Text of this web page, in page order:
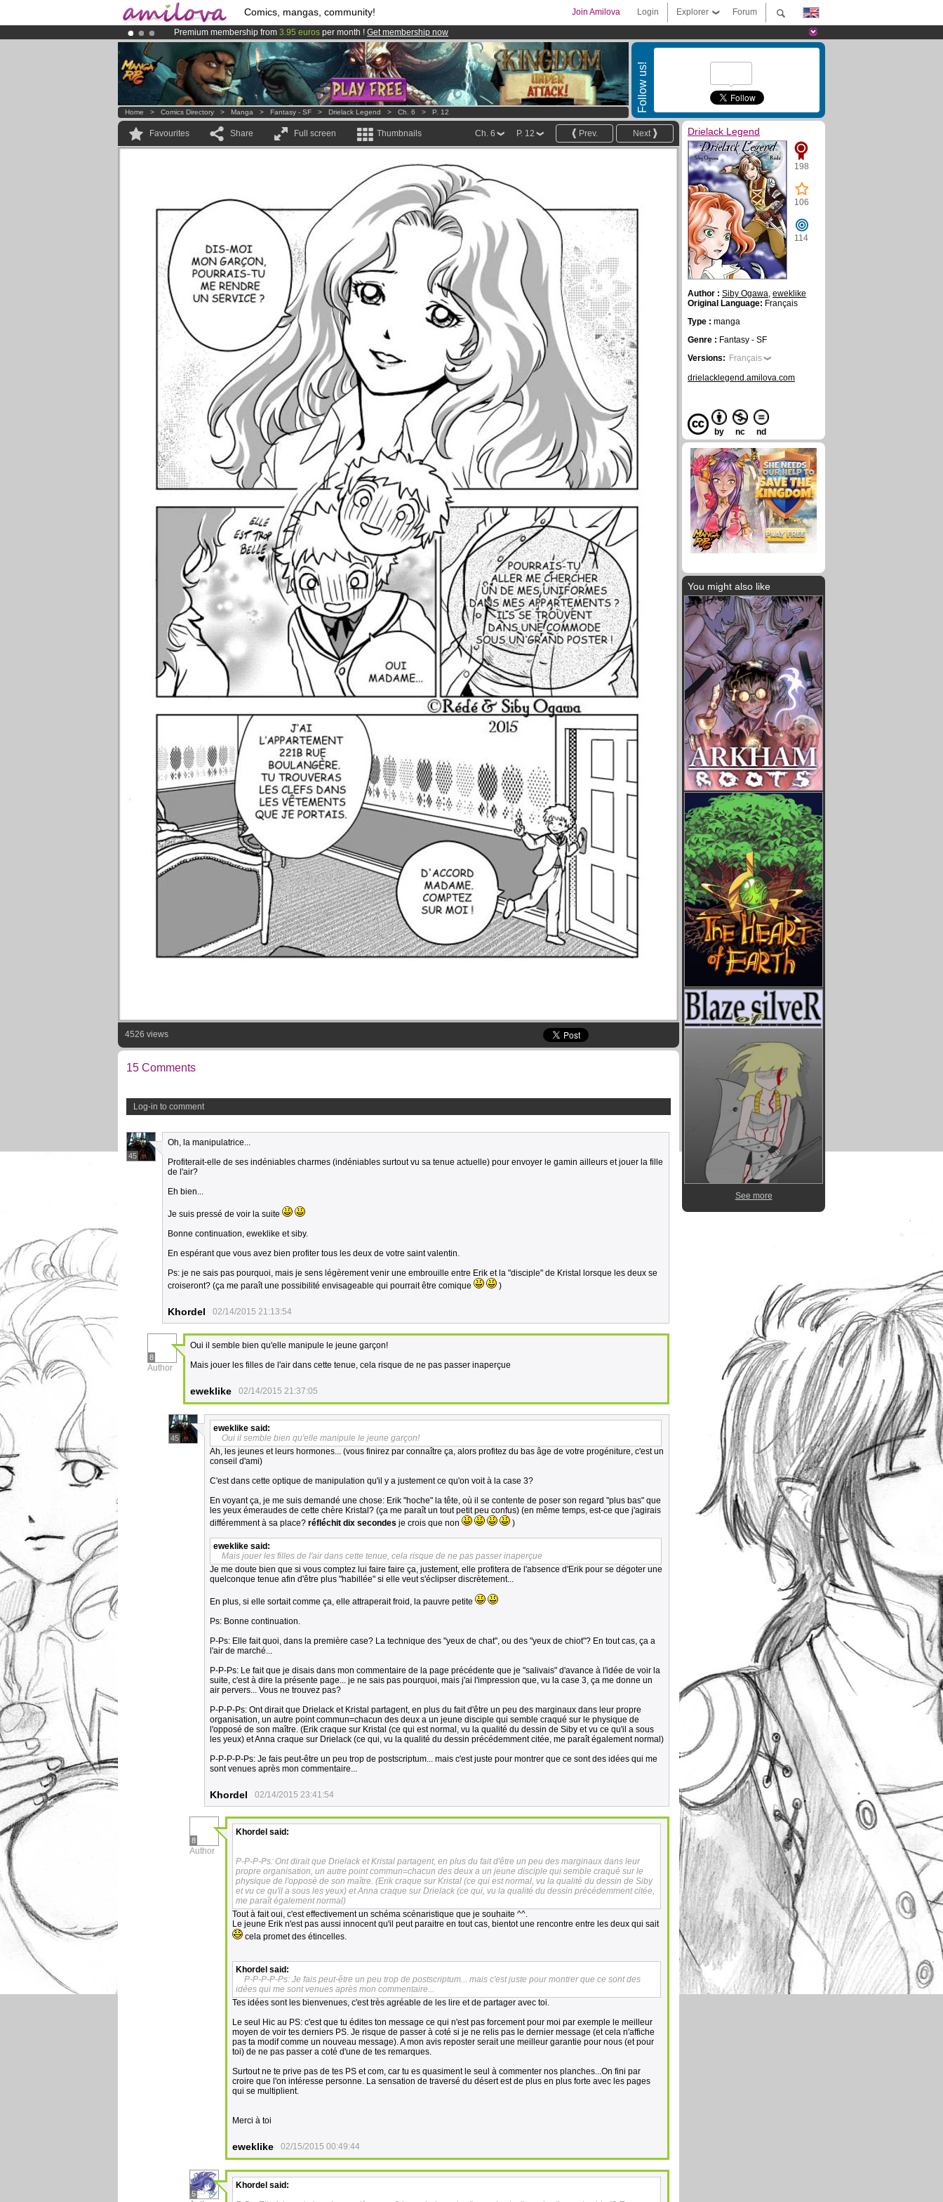
Comics, mangas, community! Forum
Explorer
Login
Join Amilova
Premium membership from 3.95 euros per month ! Get membership now
AmilovaKickstarter is now LIVE!.
Already 100000membersand 1000 comics & mangas!.
Follow us!
Home > Comics Directory > Manga > Fantasy - SF > Drielack Legend > Ch. 6 > P. 12
Favourites Share Full screen Thumbnails Next
Prev.
P. 12
Ch. 6
4526 views
15 Comments
Log-in to comment
45
Oh, la manipulatrice...
Profiterait-elle de ses indéniables charmes (indéniables surtout vu sa tenue actuelle) pour envoyer le gamin ailleurs et jouer la fille
de l'air?
Eh bien...
Je suis pressé de voir la suite
Bonne continuation, eweklike et siby.
En espérant que vous avez bien profiter tous les deux de votre saint valentin.
Ps: je ne sais pas pourquoi, mais je sens légèrement venir une embrouille entre Erik et la "disciple" de Kristal lorsque les deux se
croiseront? (ça me paraît une possibilité envisageable qui pourrait être comique
)
Khordel 02/14/2015 21:13:54
8
Author
Oui il semble bien qu'elle manipule le jeune garçon!
Mais jouer les filles de l'air dans cette tenue, cela risque de ne pas passer inaperçue
eweklike 02/14/2015 21:37:05
45
eweklike said:
Oui il semble bien qu'elle manipule le jeune garçon!
Ah, les jeunes et leurs hormones... (vous finirez par connaître ça, alors profitez du bas âge de votre progéniture, c'est un
conseil d'ami)
C'est dans cette optique de manipulation qu'il y a justement ce qu'on voit à la case 3?
En voyant ça, je me suis demandé une chose: Erik "hoche" la tête, où il se contente de poser son regard "plus bas" que
les yeux émeraudes de cette chère Kristal? (ça me paraît un tout petit peu confus) (en même temps, est-ce que j'agirais
différemment à sa place? réfléchit dix secondes je crois que non )
eweklike said:
Mais jouer les filles de l'air dans cette tenue, cela risque de ne pas passer inaperçue
Je me doute bien que si vous comptez lui faire faire ça, justement, elle profitera de l'absence d'Erik pour se dégoter une
quelconque tenue afin d'être plus "habillée" si elle veut s'éclipser discrètement...
En plus, si elle sortait comme ça, elle attraperait froid, la pauvre petite
Ps: Bonne continuation.
P-Ps: Elle fait quoi, dans la première case? La technique des "yeux de chat", ou des "yeux de chiot"? En tout cas, ça a
l'air de marché...
P-P-Ps: Le fait que je disais dans mon commentaire de la page précédente que je "salivais" d'avance à l'idée de voir la
suite, c'est à dire la présente page... je ne sais pas pourquoi, mais j'ai l'impression que, vu la case 3, ça me donne un
air pervers... Vous ne trouvez pas?
P-P-P-Ps: Ont dirait que Drielack et Kristal partagent, en plus du fait d'être un peu des marginaux dans leur propre
organisation, un autre point commun=chacun des deux a un jeune disciple qui semble craqué sur le physique de
l'opposé de son maître. (Erik craque sur Kristal (ce qui est normal, vu la qualité du dessin de Siby et vu ce qu'il a sous
les yeux) et Anna craque sur Drielack (ce qui, vu la qualité du dessin précédemment citée, me paraît également normal)
P-P-P-P-Ps: Je fais peut-être un peu trop de postscriptum... mais c'est juste pour montrer que ce sont des idées qui me
sont venues après mon commentaire...
Khordel 02/14/2015 23:41:54
8
Author
Khordel said:
P-P-P-Ps: Ont dirait que Drielack et Kristal partagent, en plus du fait d'être un peu des marginaux dans leur
propre organisation, un autre point commun=chacun des deux a un jeune disciple qui semble craqué sur le
physique de l'opposé de son maître. (Erik craque sur Kristal (ce qui est normal, vu la qualité du dessin de Siby
et vu ce qu'il a sous les yeux) et Anna craque sur Drielack (ce qui, vu la qualité du dessin précédemment citée,
me paraît également normal)
Tout à fait oui, c'est effectivement un schéma scénaristique que je souhaite ^^.
Le jeune Erik n'est pas aussi innocent qu'il peut paraitre en tout cas, bientot une rencontre entre les deux qui sait
cela promet des étincelles.
Khordel said:
P-P-P-P-Ps: Je fais peut-être un peu trop de postscriptum... mais c'est juste pour montrer que ce sont des
idées qui me sont venues après mon commentaire...
Tes idées sont les bienvenues, c'est très agréable de les lire et de partager avec toi.
Le seul Hic au PS: c'est que tu édites ton message ce qui n'est pas forcement pour moi par exemple le meilleur
moyen de voir tes derniers PS. Je risque de passer à coté si je ne relis pas le dernier message (et cela n'affiche
pas ta modif comme un nouveau message). A mon avis reposter serait une meilleur garantie pour nous (et pour
toi) de ne pas passer a coté d'une de tes remarques.
Surtout ne te prive pas de tes PS et com, car tu es quasiment le seul à commenter nos planches...On fini par
croire que l'on intéresse personne. La sensation de traversé du désert est de plus en plus forte avec les pages
qui se multiplient.
Merci à toi
eweklike 02/15/2015 00:49:44
5
Khordel said:
Drielack Legend
198
106
114
Author : Siby Ogawa, eweklike
Original Language: Français
Type : manga
Genre : Fantasy - SF
Versions: Français
drielacklegend.amilova.com
by nc nd
You might also like
See more